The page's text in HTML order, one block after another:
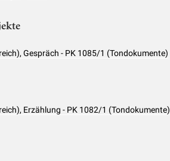
Gespräch - PK 1085/1 (Tondokumente)
Erzählung - PK 1082/1 (Tondokumente)